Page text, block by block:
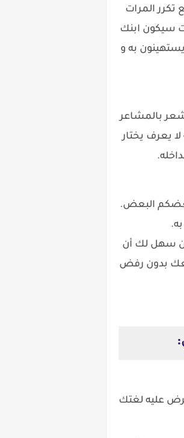
تكرر المرات
سيكون ابنك
به و
بالمشاعر
يعرف يختار
البعض.
سهل لك أن
بدون رفض
عليه لغتك